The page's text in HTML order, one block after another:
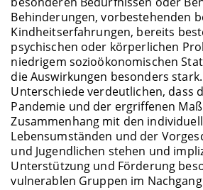
Behinderungen, vorbestehenden
Kindheitserfahrungen, bereits
psychischen oder körperlichen
niedrigem sozioökonomischen
die Auswirkungen besonders
Unterschiede verdeutlichen, dass
Pandemie und der ergriffenen
Zusammenhang mit den
Lebensumständen und der
und Jugendlichen stehen und
Unterstützung und Förderung
vulnerablen Gruppen im